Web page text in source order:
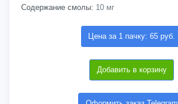
Содержание смолы: 10 мг
Цена за 1 пачку: 65 руб.
Добавить в корзину